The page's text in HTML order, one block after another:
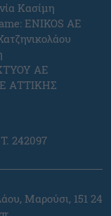
Κασίμη
ENIKOS AE
ΑΕ
ΑΤΤΙΚΗΣ
242097
Μαρούσι, 151 24